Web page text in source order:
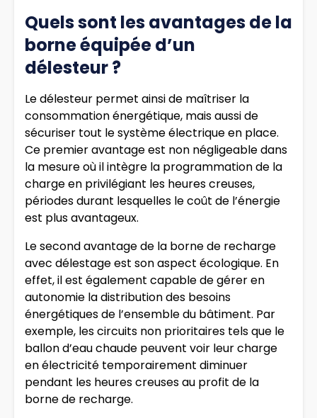
Quels sont les avantages de la
borne équipée d’un
délesteur ?
Le délesteur permet ainsi de maîtriser la
consommation énergétique, mais aussi de
sécuriser tout le système électrique en place.
Ce premier avantage est non négligeable dans
la mesure où il intègre la programmation de la
charge en privilégiant les heures creuses,
périodes durant lesquelles le coût de l’énergie
est plus avantageux.
Le second avantage de la borne de recharge
avec délestage est son aspect écologique. En
effet, il est également capable de gérer en
autonomie la distribution des besoins
énergétiques de l’ensemble du bâtiment. Par
exemple, les circuits non prioritaires tels que le
ballon d’eau chaude peuvent voir leur charge
en électricité temporairement diminuer
pendant les heures creuses au profit de la
borne de recharge.